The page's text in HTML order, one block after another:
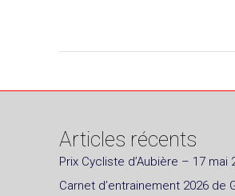
Articles récents
Prix Cycliste d’Aubière – 17 mai
Carnet d’entrainement 2026 de